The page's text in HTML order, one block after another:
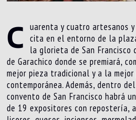
C uarenta y cuatro artesanos
cita en el entorno de la
la glorieta de San Francisco
de Garachico donde se premiará,
mejor pieza tradicional y a la mejor
contemporánea. Además, dentro
convento de San Francisco habrá
de 19 expositores con repostería,